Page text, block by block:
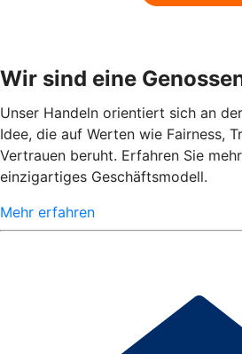
Wir sind eine
Unser Handeln orientiert sich an
Idee, die auf Werten wie Fairness,
Vertrauen beruht. Erfahren Sie
einzigartiges Geschäftsmodell.
Mehr erfahren